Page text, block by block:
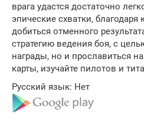
врага удастся достаточно
эпические схватки,
добиться отменного
стратегию ведения боя, с
награды, но и прославиться
карты, изучайте пилотов и
Русский язык: Нет